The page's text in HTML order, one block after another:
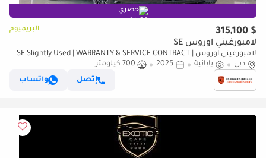
حصري
$ 315,100 البريميوم
لامبورغيني اوروس SE
لامبورغيني اوروس SE Slightly Used | WARRANTY & SERVICE CONTRACT |
FULL CARBON FIBER | 2025
دبي يابانية 2025
700 كيلومتر
إتصل
واتساب